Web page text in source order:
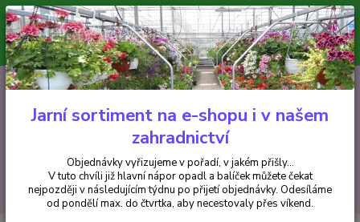
Minimální hodnota pro odeslání z e-shopu je 300 Kč.
V tuto chvíli již hlavní nápor objednávek opadl a balíček můžete čekat
nejpozději v následujícím týdnu po přijetí objednávky. Objednávky
vyřizujeme v pořadí, v jakém přišly...
CZK
Hledat
+420 602 223 614 0ks
za0 Kč
Jarní sortiment na e-shopu i v našem
zahradnictví
Objednávky vyřizujeme v pořadí, v jakém přišly...
V tuto chvíli již hlavní nápor opadl a balíček můžete čekat
nejpozději v následujícím týdnu po přijetí objednávky. Odesíláme
od pondělí max. do čtvrtka, aby necestovaly přes víkend.